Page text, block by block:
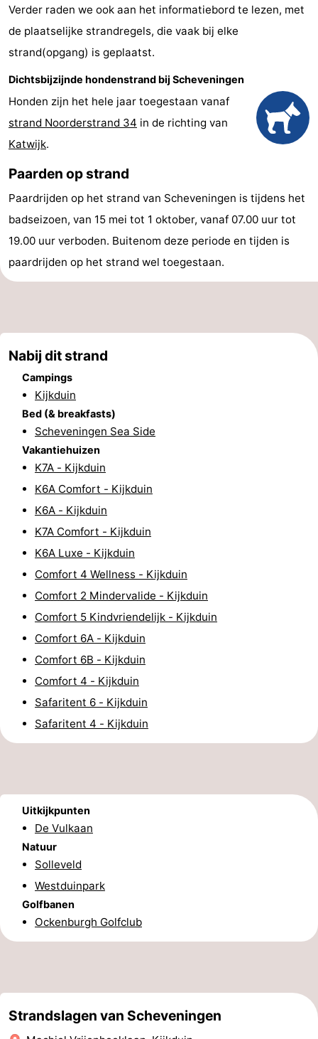
doen
-
Musea
-
Uitkijkpunten
Attracties
Rondvaarten
-
Amusement
-
Speeltuinen
Binnenspeeltuinen
Dorpen
Sporten
Fietsen
Wandelen
Golfbanen
Surfen
drinken
Evenementen
Praktisch
Forum
Route
Parkeren
Reisboekenwinkel
Nieuws
adressen
Regio
Noord-
Holland
Natuur
Verder raden we ook aan het informatiebord te lezen, met
de plaatselijke strandregels, die vaak bij elke
strand(opgang) is geplaatst.
Dichtsbijzijnde hondenstrand bij Scheveningen
Honden zijn het hele jaar toegestaan vanaf
strand Noorderstrand 34 in de richting van
Katwijk.
Paarden op strand
Paardrijden op het strand van Scheveningen is tijdens het
badseizoen, van 15 mei tot 1 oktober, vanaf 07.00 uur tot
19.00 uur verboden. Buitenom deze periode en tijden is
paardrijden op het strand wel toegestaan.
Nabij dit strand
Campings
Kijkduin
Bed (& breakfasts)
Scheveningen Sea Side
Vakantiehuizen
K7A - Kijkduin
K6A Comfort - Kijkduin
K6A - Kijkduin
K7A Comfort - Kijkduin
K6A Luxe - Kijkduin
Comfort 4 Wellness - Kijkduin
Comfort 2 Mindervalide - Kijkduin
Comfort 5 Kindvriendelijk - Kijkduin
Comfort 6A - Kijkduin
Comfort 6B - Kijkduin
Comfort 4 - Kijkduin
Safaritent 6 - Kijkduin
Safaritent 4 - Kijkduin
Uitkijkpunten
De Vulkaan
Natuur
Solleveld
Westduinpark
Golfbanen
Ockenburgh Golfclub
Strandslagen van Scheveningen